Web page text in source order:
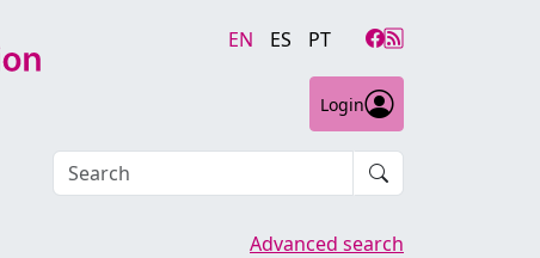
EN ES PT
Login
Search an article
Advanced search